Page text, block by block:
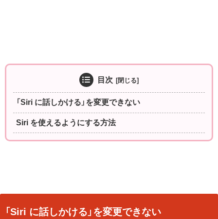
目次
「Siri に話しかける」を変更できない
Siri を使えるようにする方法
「Siri に話しかける」を変更できない